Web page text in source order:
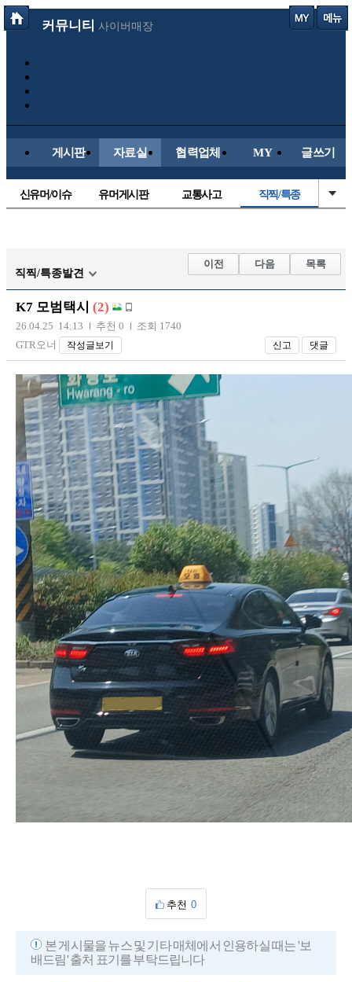
커뮤니티 사이버매장
게시판 자료실 협력업체 MY 글쓰기
신유머/이슈 유머게시판 교통사고 직찍/특종
자유사진 군사/무기
트럭/버스 항공/해운/철도
장착시공사진
직찍/특종발견
이전 다음 목록
K7 모범택시 (2)
26.04.25 14:13 추천 0
조회 1740
GTR오너
작성글보기 신고 댓글
추천 0
본 게시물을 뉴스 및 기타 매체에서 인용하실 때는 '보
배드림' 출처 표기를 부탁드립니다